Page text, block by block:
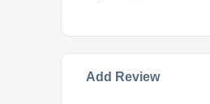
Add Review